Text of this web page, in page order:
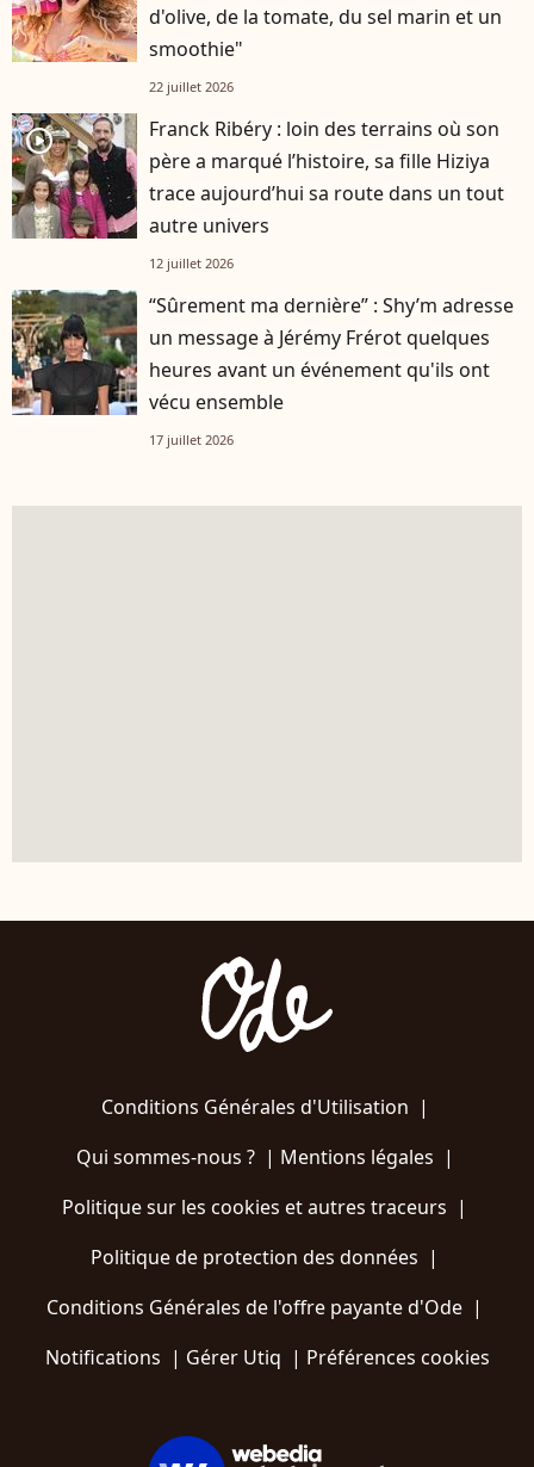
d'olive, de la tomate, du sel marin et un
smoothie"
22 juillet 2026
player2
Franck Ribéry : loin des terrains où son
père a marqué l’histoire, sa fille Hiziya
trace aujourd’hui sa route dans un tout
autre univers
12 juillet 2026
“Sûrement ma dernière” : Shy’m adresse
un message à Jérémy Frérot quelques
heures avant un événement qu'ils ont
vécu ensemble
17 juillet 2026
Conditions Générales d'Utilisation |
Qui sommes-nous ?| Mentions légales |
Politique sur les cookies et autres traceurs |
Politique de protection des données |
Conditions Générales de l'offre payante d'Ode |
Notifications | Gérer Utiq | Préférences cookies